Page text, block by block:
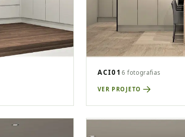
ACI01 6 fotografias
VER PROJETO